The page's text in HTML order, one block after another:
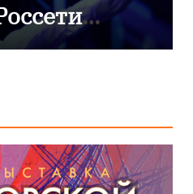
Победы!